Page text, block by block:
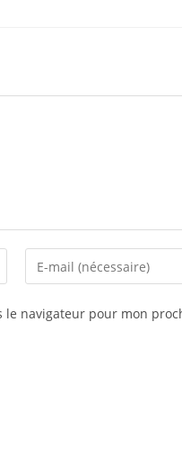
navigateur pour mon